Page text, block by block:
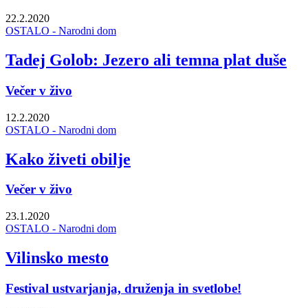
22.2.2020
OSTALO - Narodni dom
Tadej Golob: Jezero ali temna plat duše
Večer v živo
12.2.2020
OSTALO - Narodni dom
Kako živeti obilje
Večer v živo
23.1.2020
OSTALO - Narodni dom
Vilinsko mesto
Festival ustvarjanja, druženja in svetlobe!